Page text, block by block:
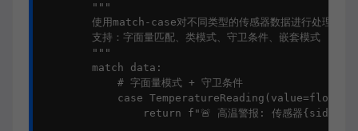
        """
        使用match-case对不同类型的传感器数据进行处理
        支持：字面量匹配、类模式、守卫条件、嵌套模式
        """
        match data:
            # 字面量模式 + 守卫条件
case
return f"🚨 高温警报: 传感器{sid}